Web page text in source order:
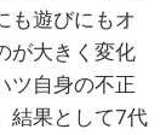
も遊びにもオ
が大きく変化
ツ自身の不正
結果として7代